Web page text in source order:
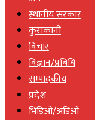
स्थानीय सरकार
कुराकानी
विचार
विज्ञान/प्रबिधि
सम्पादकीय
प्रदेश
भिडिओ/अडिओ